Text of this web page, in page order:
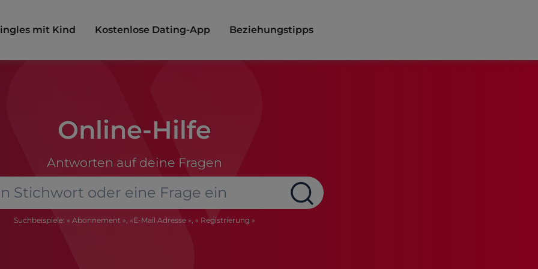
mit Kind Kostenlose Dating-App Beziehungstipps
Online-Hilfe
Antworten auf deine Fragen
Suchbeispiele: « Abonnement », «E-Mail Adresse », « Registrierung »